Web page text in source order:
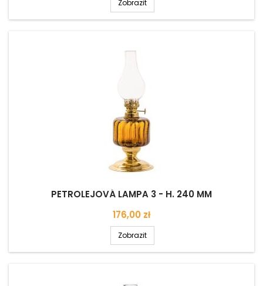
Zobrazit
PETROLEJOVÁ LAMPA 3 - H. 240 MM
Cena
176,00 zł
Zobrazit